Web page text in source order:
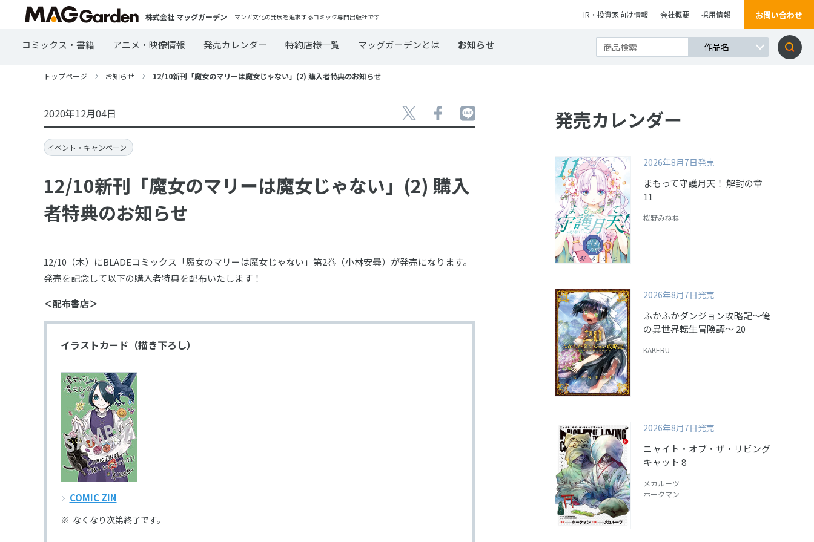
株式会社 マッグガーデン マンガ文化の発展を追求するコミック専門出版社です IR・投資家向け情報 会社概要 採用情報 お問い合わせ
コミックス・書籍 アニメ・映像情報 発売カレンダー 特約店様一覧 マッグガーデンとは お知らせ
トップページ お知らせ 12/10新刊「魔女のマリーは魔女じゃない」(2) 購入者特典のお知らせ
2020年12月04日
イベント・キャンペーン
12/10新刊「魔女のマリーは魔女じゃない」(2) 購入
者特典のお知らせ
12/10（木）にBLADEコミックス「魔女のマリーは魔女じゃない」第2巻（小林安曇）が発売になります。
発売を記念して以下の購入者特典を配布いたします！
＜配布書店＞
イラストカード（描き下ろし）
COMIC ZIN
なくなり次第終了です。
発売カレンダー
2026年8月7日発売
まもって守護月天！ 解封の章
11
桜野みねね
2026年8月7日発売
ふかふかダンジョン攻略記～俺
の異世界転生冒険譚～ 20
KAKERU
2026年8月7日発売
ニャイト・オブ・ザ・リビング
キャット 8
メカルーツ
ホークマン